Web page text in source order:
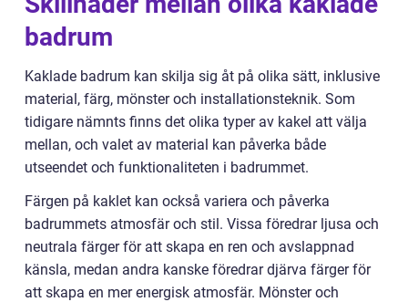
badrum
Kaklade badrum kan skilja sig åt på olika sätt, inklusive
material, färg, mönster och installationsteknik. Som
tidigare nämnts finns det olika typer av kakel att välja
mellan, och valet av material kan påverka både
utseendet och funktionaliteten i badrummet.
Färgen på kaklet kan också variera och påverka
badrummets atmosfär och stil. Vissa föredrar ljusa och
neutrala färger för att skapa en ren och avslappnad
känsla, medan andra kanske föredrar djärva färger för
att skapa en mer energisk atmosfär. Mönster och